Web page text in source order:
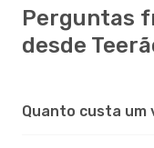
Perguntas
desde
Quanto custa um